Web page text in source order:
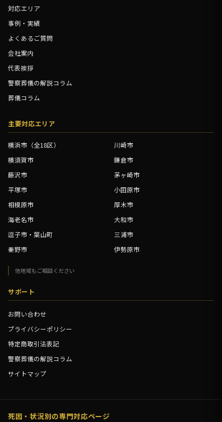
対応エリア
事例・実績
よくあるご質問
会社案内
代表挨拶
警察葬儀の解説コラム
葬儀コラム
主要対応エリア
横浜市（全18区）
川崎市
横須賀市
鎌倉市
藤沢市
茅ヶ崎市
平塚市
小田原市
相模原市
厚木市
海老名市
大和市
逗子市・葉山町
三浦市
秦野市
伊勢原市
他地域もご相談ください
サポート
お問い合わせ
プライバシーポリシー
特定商取引法表記
警察葬儀の解説コラム
サイトマップ
死因・状況別の専門対応ページ